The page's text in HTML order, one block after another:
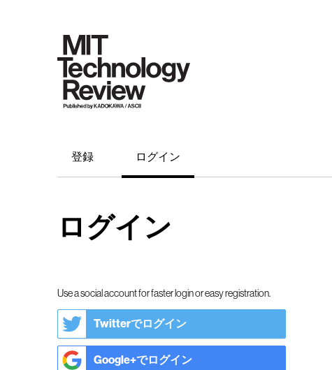
登録 ログイン
ログイン
Use a social account for faster login or easy registration.
Twitterでログイン
Google+でログイン